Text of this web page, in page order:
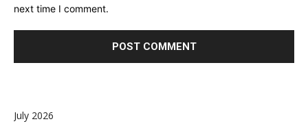
next time I comment.
July 2026